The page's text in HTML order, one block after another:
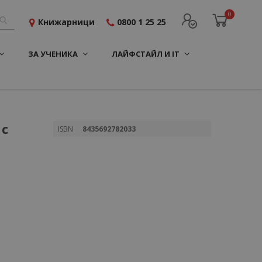
0
Книжарници 0800 1 25 25
ЗА УЧЕНИКА ЛАЙФСТАЙЛ И IT
Повече
ISBN 8435692782033